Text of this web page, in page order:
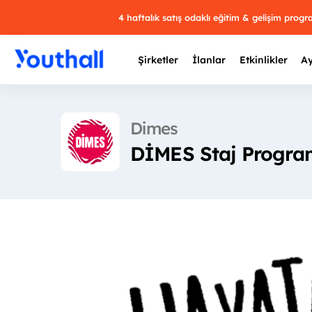
4 haftalık satış odaklı eğitim & gelişim
Şirketler İlanlar Etkinlikler
Dimes
DİMES Staj